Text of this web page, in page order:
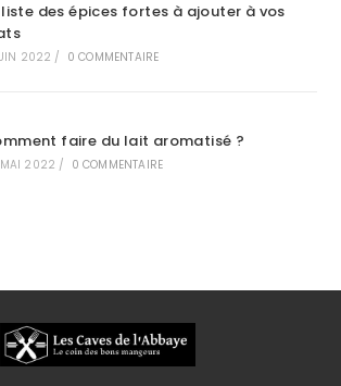
liste des épices fortes à ajouter à vos
2022 / 0 COMMENTAIRE
faire du lait aromatisé ?
2022 / 0 COMMENTAIRE